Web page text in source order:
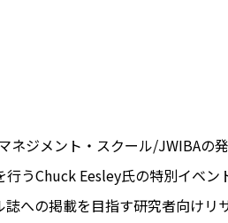
ネジメント・スクール/JWIBAの
うChuck Eesley氏の特別イベン
への掲載を目指す研究者向けリ